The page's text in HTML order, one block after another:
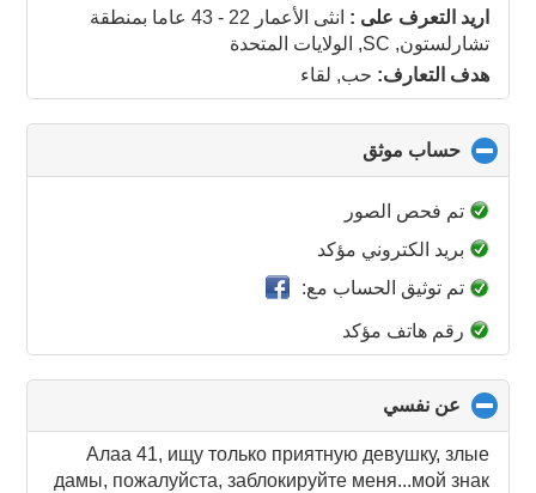
collapse
contents
اريد التعرف على : انثى الأعمار 22 - 43 عاما
بمنطقة
تشارلستون, SC, الولايات المتحدة
هدف التعارف: حب, لقاء
حساب موثق
to
contents
تم فحص الصور
بريد الكتروني مؤكد
تم توثيق الحساب مع:
رقم هاتف مؤكد
عن نفسي
to
collapse
contents
Алаа 41, ищу только приятную девушку, злые
дамы, пожалуйста, заблокируйте меня...мой знак